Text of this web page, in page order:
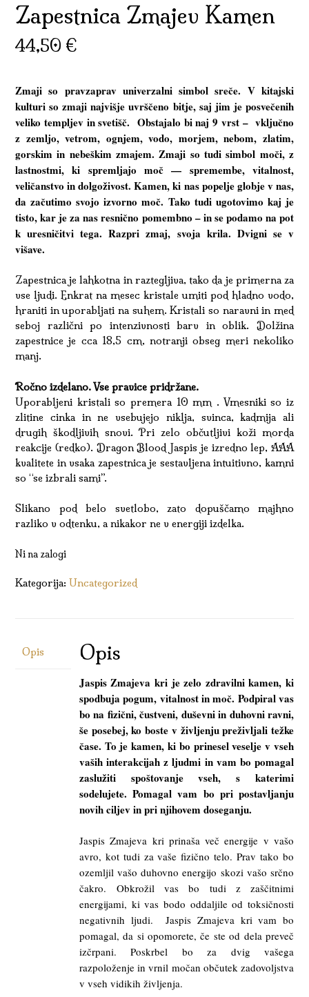
Zapestnica Zmajev Kamen
44,50 €
Zmaji so pravzaprav univerzalni simbol sreče. V kitajski
kulturi so zmaji najvišje uvrščeno bitje, saj jim je posvečenih
veliko templjev in svetišč. Obstajalo bi naj 9 vrst – vključno
z zemljo, vetrom, ognjem, vodo, morjem, nebom, zlatim,
gorskim in nebeškim zmajem. Zmaji so tudi simbol moči, z
lastnostmi, ki spremljajo moč — spremembe, vitalnost,
veličanstvo in dolgoživost. Kamen, ki nas popelje globje v nas,
da začutimo svojo izvorno moč. Tako tudi ugotovimo kaj je
tisto, kar je za nas resnično pomembno – in se podamo na pot
k uresničitvi tega. Razpri zmaj, svoja krila. Dvigni se v
višave.
Zapestnica je lahkotna in raztegljiva, tako da je primerna za
vse ljudi. Enkrat na mesec kristale umiti pod hladno vodo,
hraniti in uporabljati na suhem. Kristali so naravni in med
seboj različni po intenzivnosti barv in oblik. Dolžina
zapestnice je cca 18,5 cm, notranji obseg meri nekoliko
manj.
Ročno izdelano. Vse pravice pridržane.
Uporabljeni kristali so premera 10 mm . Vmesniki so iz
zlitine cinka in ne vsebujejo niklja, svinca, kadmija ali
drugih škodljivih snovi. Pri zelo občutljivi koži morda
reakcije (redko). Dragon Blood Jaspis je izredno lep, AAA
kvalitete in vsaka zapestnica je sestavljena intuitivno, kamni
so “se izbrali sami”.
Slikano pod belo svetlobo, zato dopuščamo majhno
razliko v odtenku, a nikakor ne v energiji izdelka.
Ni na zalogi
Kategorija: Uncategorized
Opis Opis
Jaspis Zmajeva kri je zelo zdravilni kamen, ki
spodbuja pogum, vitalnost in moč. Podpiral vas
bo na fizični, čustveni, duševni in duhovni ravni,
še posebej, ko boste v življenju preživljali težke
čase. To je kamen, ki bo prinesel veselje v vseh
vaših interakcijah z ljudmi in vam bo pomagal
zaslužiti spoštovanje vseh, s katerimi
sodelujete. Pomagal vam bo pri postavljanju
novih ciljev in pri njihovem doseganju.
Jaspis Zmajeva kri prinaša več energije v vašo
avro, kot tudi za vaše fizično telo. Prav tako bo
ozemljil vašo duhovno energijo skozi vašo srčno
čakro. Obkrožil vas bo tudi z zaščitnimi
energijami, ki vas bodo oddaljile od toksičnosti
negativnih ljudi. Jaspis Zmajeva kri vam bo
pomagal, da si opomorete, če ste od dela preveč
izčrpani. Poskrbel bo za dvig vašega
razpoloženje in vrnil močan občutek zadovoljstva
v vseh vidikih življenja.